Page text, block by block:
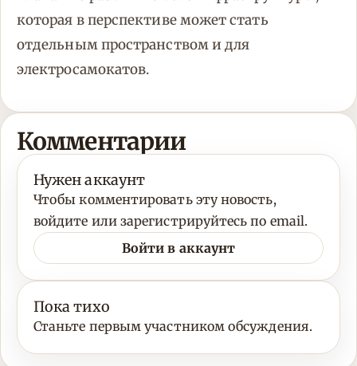
которая в перспективе может стать
отдельным пространством и для
электросамокатов.
Комментарии
Нужен аккаунт
Чтобы комментировать эту новость,
войдите или зарегистрируйтесь по email.
Войти в аккаунт
Пока тихо
Станьте первым участником обсуждения.